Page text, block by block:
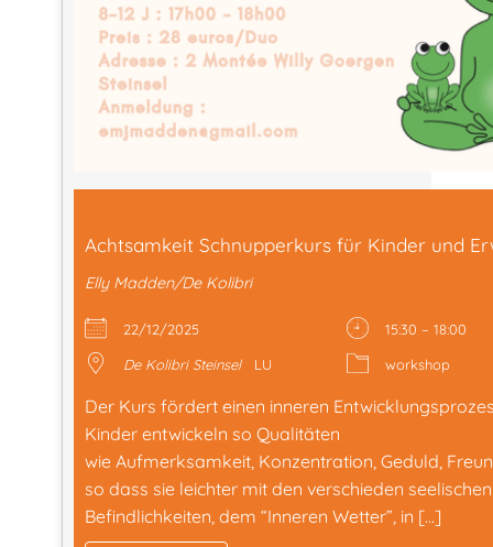
Achtsamkeit Schnupperkurs für Kinder und
Elly Madden/De Kolibri
22/12/2025
15:30 – 18:00
De Kolibri Steinsel
LU workshop
Der Kurs fördert einen inneren
Kinder entwickeln so Qualitäten
wie Aufmerksamkeit, Konzentration, Geduld,
so dass sie leichter mit den verschieden seelischen
Befindlichkeiten, dem “Inneren Wetter”, in […]